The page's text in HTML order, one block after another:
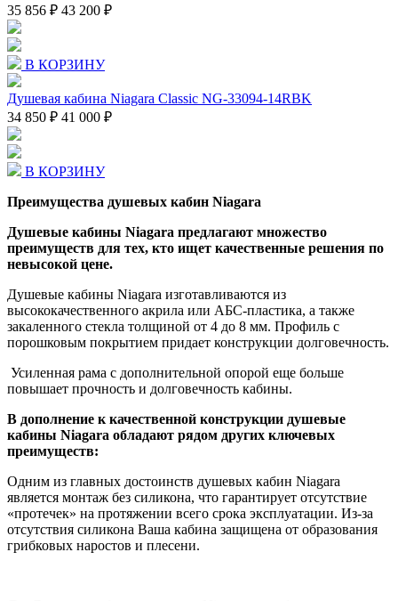
35 856 ₽ 43 200 ₽
В КОРЗИНУ
Душевая кабина Niagara Classic NG-33094-14RBK
34 850 ₽ 41 000 ₽
В КОРЗИНУ
Преимущества душевых кабин Niagara
Душевые кабины Niagara предлагают множество
преимуществ для тех, кто ищет качественные решения по
невысокой цене.
Душевые кабины Niagara изготавливаются из
высококачественного акрила или АБС-пластика, а также
закаленного стекла толщиной от 4 до 8 мм. Профиль с
порошковым покрытием придает конструкции долговечность.
Усиленная рама с дополнительной опорой еще больше
повышает прочность и долговечность кабины.
В дополнение к качественной конструкции душевые
кабины Niagara обладают рядом других ключевых
преимуществ:
Одним из главных достоинств душевых кабин Niagara
является монтаж без силикона, что гарантирует отсутствие
«протечек» на протяжении всего срока эксплуатации. Из-за
отсутствия силикона Ваша кабина защищена от образования
грибковых наростов и плесени.